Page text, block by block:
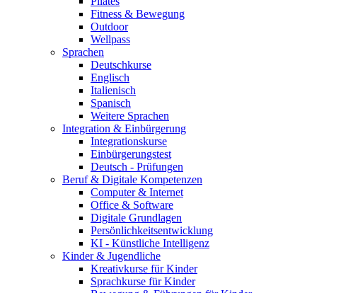
Fitness & Bewegung
Outdoor
Wellpass
Sprachen
Deutschkurse
Englisch
Italienisch
Spanisch
Weitere Sprachen
Integration & Einbürgerung
Integrationskurse
Einbürgerungstest
Deutsch - Prüfungen
Beruf & Digitale Kompetenzen
Computer & Internet
Office & Software
Digitale Grundlagen
Persönlichkeitsentwicklung
KI - Künstliche Intelligenz
Kinder & Jugendliche
Kreativkurse für Kinder
Sprachkurse für Kinder